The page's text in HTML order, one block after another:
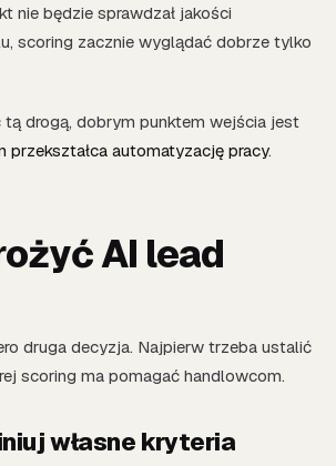
nie będzie sprawdzał jakości
scoring zacznie wyglądać dobrze tylko
drogą, dobrym punktem wejścia jest
przekształca automatyzację pracy.
AI lead
druga decyzja. Najpierw trzeba ustalić
scoring ma pomagać handlowcom.
własne kryteria